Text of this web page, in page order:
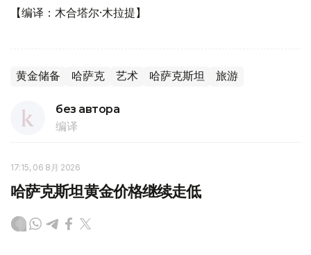
【编译：木合塔尔·木拉提】
黄金储备 哈萨克 艺术 哈萨克斯坦 旅游
без автора
编译
17:15, 06 8月 2026
哈萨克斯坦黄金价格继续走低